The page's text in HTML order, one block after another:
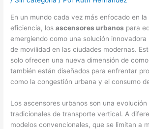
En un mundo cada vez más enfocado en
eficiencia, losascensores urbanos para
emergiendo como una solución innovadora
de movilidad en las ciudades modernas.
solo ofrecen una nueva dimensión de
también están diseñados para enfrentar
como la congestión urbana y el consumo
Los ascensores urbanos son una
tradicionales de transporte vertical. A
modelos convencionales, que se limitan a